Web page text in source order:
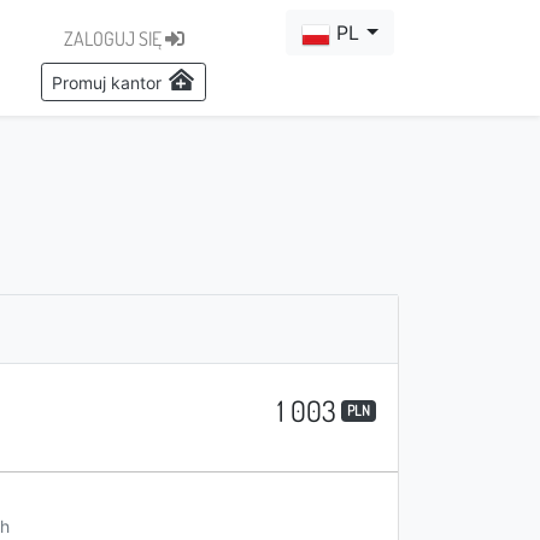
ZALOGUJ SIĘ
Promuj kantor
PL
1 003 PLN